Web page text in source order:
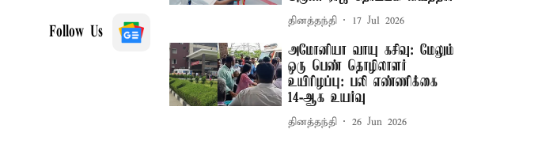
Follow Us
தினத்தந்தி 17 Jul 2026
அமோனியா வாயு கசிவு: மேலும்
ஒரு பெண் தொழிலாளர்
உயிரிழப்பு: பலி எண்ணிக்கை
14-ஆக உயர்வு
தினத்தந்தி 26 Jun 2026